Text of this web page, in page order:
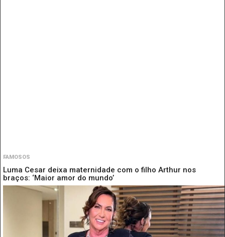
FAMOSOS
Luma Cesar deixa maternidade com o filho Arthur nos
braços: ‘Maior amor do mundo’